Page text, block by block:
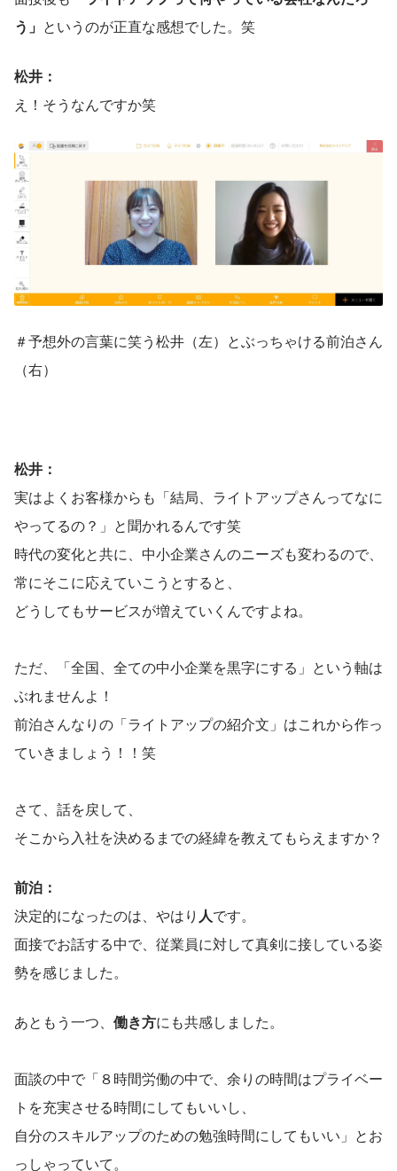
う」 というのが正直な感想でした。笑
松井：
え！そうなんですか笑
＃予想外の言葉に笑う松井（左）とぶっちゃける前泊さん
（右）
松井：
実はよくお客様からも「結局、ライトアップさんってなに
やってるの？」と聞かれるんです笑
時代の変化と共に、中小企業さんのニーズも変わるので、
常にそこに応えていこうとすると、
どうしてもサービスが増えていくんですよね。
ただ、「全国、全ての中小企業を黒字にする」という軸は
ぶれませんよ！
前泊さんなりの「ライトアップの紹介文」はこれから作っ
ていきましょう！！笑
さて、話を戻して、
そこから入社を決めるまでの経緯を教えてもらえますか？
前泊：
決定的になったのは、やはり 人です。
面接でお話する中で、従業員に対して真剣に接している姿
勢を感じました。
あともう一つ、 働き方にも共感しました。
面談の中で「８時間労働の中で、余りの時間はプライベー
トを充実させる時間にしてもいいし、
自分のスキルアップのための勉強時間にしてもいい」とお
っしゃっていて。